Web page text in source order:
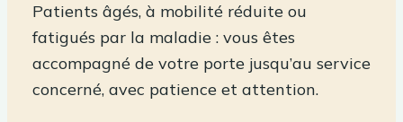
Patients âgés, à mobilité réduite ou
fatigués par la maladie : vous êtes
accompagné de votre porte jusqu’au service
concerné, avec patience et attention.